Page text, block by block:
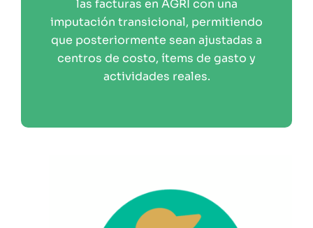
las facturas en AGRI con una
imputación transicional, permitiendo
que posteriormente sean ajustadas a
centros de costo, ítems de gasto y
actividades reales.